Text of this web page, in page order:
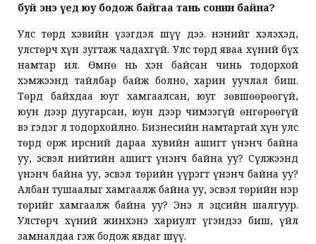
буй энэ үед юу бодож байгаа тань сонин байна?
Улс төрд хэвийн үзэгдэл шүү дээ. Үнэнийг хэлэхэд,
улстөрч хүн зугтаж чадахгүй. Улс төрд яваа хүний бүх
намтар ил. Өмнө нь хэн байсан чинь тодорхой
хэмжээнд тайлбар байж болно, харин уучлал биш.
Төрд байхдаа юуг хамгаалсан, юуг зөвшөөрөөгүй,
юун дээр дуугарсан, юун дээр чимээгүй өнгөрөөгүй
вэ гэдэг л тодорхойлно. Бизнесийн намтартай хүн улс
төрд орж ирсний дараа хувийн ашигт үнэнч байна
уу, эсвэл нийтийн ашигт үнэнч байна уу? Сүлжээнд
үнэнч байна уу, эсвэл төрийн үүрэгт үнэнч байна уу?
Албан тушаалыг хамгаалж байна уу, эсвэл төрийн нэр
төрийг хамгаалж байна уу? Энэ л эцсийн шалгуур.
Улстөрч хүний жинхэнэ хариулт үгэндээ биш, үйл
замналдаа гэж бодож явдаг шүү.